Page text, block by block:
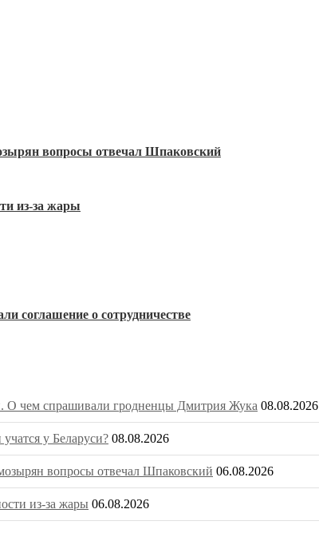
вопросы отвечал Шпаковский
из-за жары
соглашение о сотрудничестве
О чем спрашивали гродненцы Дмитрия Жука 08.08.2026
у Беларуси? 08.08.2026
вопросы отвечал Шпаковский 06.08.2026
из-за жары 06.08.2026